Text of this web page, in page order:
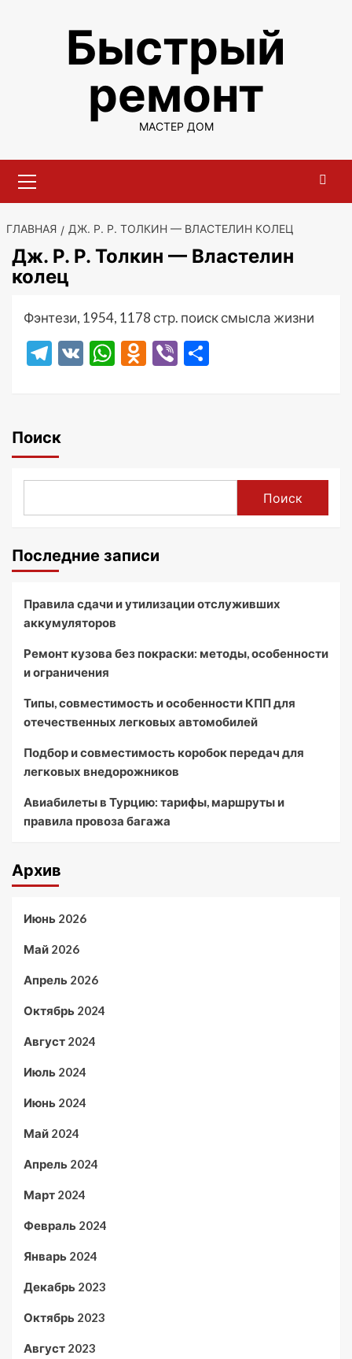
содержимомуБыстрый
ремонт
МАСТЕР ДОМ
меню
ГЛАВНАЯ ДЖ. Р. Р. ТОЛКИН — ВЛАСТЕЛИН КОЛЕЦ
Дж. Р. Р. Толкин — Властелин
колец
Фэнтези, 1954, 1178 стр. поиск смысла жизни
Telegram
VK WhatsApp
Odnoklassniki
Viber
Поиск
Поиск
Последние записи
Правила сдачи и утилизации отслуживших
аккумуляторов
Ремонт кузова без покраски: методы, особенности
и ограничения
Типы, совместимость и особенности КПП для
отечественных легковых автомобилей
Подбор и совместимость коробок передач для
легковых внедорожников
Авиабилеты в Турцию: тарифы, маршруты и
правила провоза багажа
Архив
Июнь 2026
Май 2026
Апрель 2026
Октябрь 2024
Август 2024
Июль 2024
Июнь 2024
Май 2024
Апрель 2024
Март 2024
Февраль 2024
Январь 2024
Декабрь 2023
Октябрь 2023
Август 2023